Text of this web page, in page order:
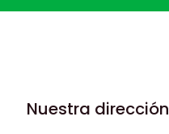
Nuestra dirección